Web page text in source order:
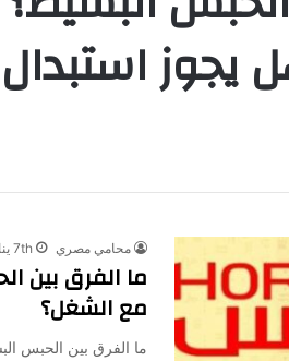
يجوز
محامي مصري 7th يناير 2024
ما الفرق بين
مع الشغل؟
ما الفرق بين الحبس